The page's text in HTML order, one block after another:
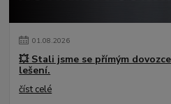
01.08.2026
💥 Stali jsme se přímým
lešení.
číst celé